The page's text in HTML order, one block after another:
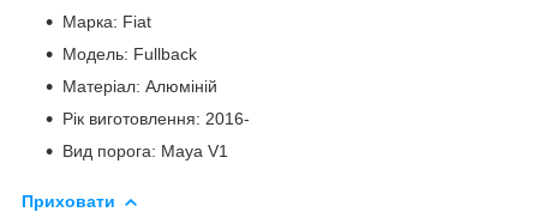
Марка: Fiat
Модель: Fullback
Матеріал: Алюміній
Рік виготовлення: 2016-
Вид порога: Maya V1
Приховати